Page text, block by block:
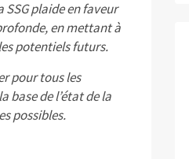
plaide en faveur
en mettant à
potentiels futurs.
pour tous les
base de l’état de la
possibles.